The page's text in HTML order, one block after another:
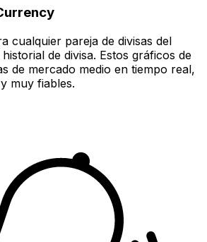
cualquier pareja de divisas del
de divisa. Estos gráficos de
de mercado medio en tiempo real,
muy fiables.